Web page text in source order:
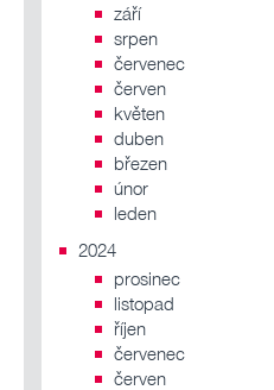
září
srpen
červenec
červen
květen
duben
březen
únor
leden
2024
prosinec
listopad
říjen
červenec
červen